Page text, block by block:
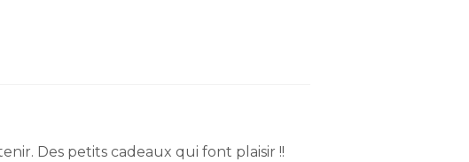
Des petits cadeaux qui font plaisir !!